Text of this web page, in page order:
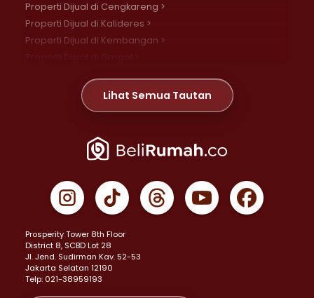
Properti Dijual di Cengkareng >
Properti Dijual di Kalideres >
Properti Dijual di Kembangan >
Properti Dijual di Meruya >
Properti Dijual di Jelambar >
Properti Dijual di Jakarta Pusat >
Properti Dijual di Gambir >
Properti Dijual di Johar Baru >
Properti Dijual di Menteng >
Properti Dijual di Senen >
Properti Dijual di Tanah Abang >
Properti Dijual di Cikini >
Lihat Semua Tautan
Prosperity Tower 8th Floor
District 8, SCBD Lot 28
JI. Jend. Sudirman Kav. 52-53
Jakarta Selatan 12190
Telp: 021-38959193